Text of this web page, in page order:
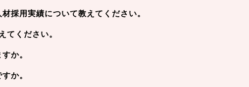
採用実績について教えてください。
てください。
か。
か。